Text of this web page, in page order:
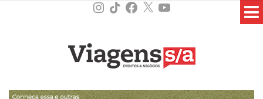
Instagram
TikTokFacebook
X YouTube